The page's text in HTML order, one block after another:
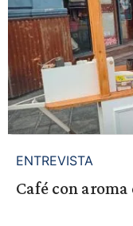
ENTREVISTA
Café con